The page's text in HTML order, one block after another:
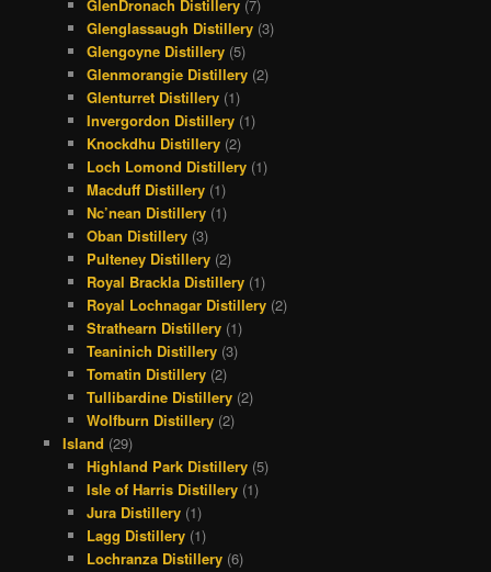
GlenDronach Distillery (7)
Glenglassaugh Distillery (3)
Glengoyne Distillery (5)
Glenmorangie Distillery (2)
Glenturret Distillery (1)
Invergordon Distillery (1)
Knockdhu Distillery (2)
Loch Lomond Distillery (1)
Macduff Distillery (1)
Nc’nean Distillery (1)
Oban Distillery (3)
Pulteney Distillery (2)
Royal Brackla Distillery (1)
Royal Lochnagar Distillery (2)
Strathearn Distillery (1)
Teaninich Distillery (3)
Tomatin Distillery (2)
Tullibardine Distillery (2)
Wolfburn Distillery (2)
Island (29)
Highland Park Distillery (5)
Isle of Harris Distillery (1)
Jura Distillery (1)
Lagg Distillery (1)
Lochranza Distillery (6)